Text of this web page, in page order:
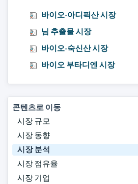
바이오-아디픽산 시장
님 추출물 시장
바이오-숙신산 시장
바이오 부타디엔 시장
콘텐츠로 이동
시장 규모
시장 동향
시장 분석
시장 점유율
시장 기업